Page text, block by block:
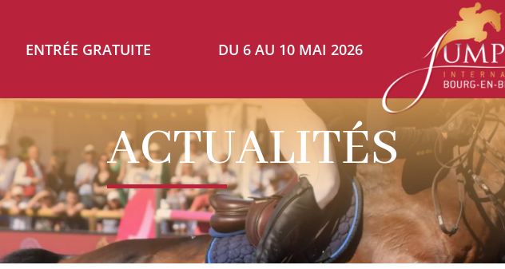
DU 6 AU 10 MAI 2026
ACTUALITÉS